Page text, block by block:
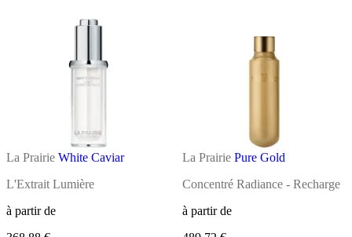
La Prairie White Caviar
L'Extrait Lumière
à partir de
La Prairie Pure Gold
Concentré Radiance - Recharge
à partir de